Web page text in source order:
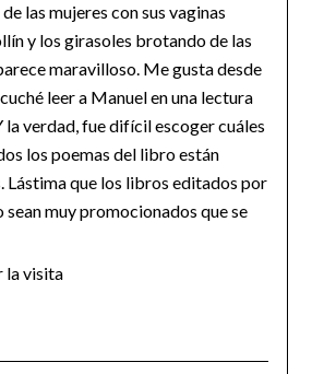
las mujeres con sus vaginas
y los girasoles brotando de las
maravilloso. Me gusta desde
leer a Manuel en una lectura
la verdad, fue difícil escoger cuáles
los poemas del libro están
Lástima que los libros editados por
sean muy promocionados que se
la visita